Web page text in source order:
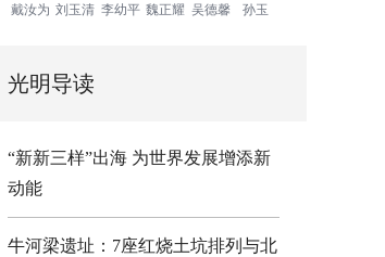
戴汝为 刘玉清 李幼平 魏正耀 吴德馨 孙玉
光明导读
“新新三样”出海 为世界发展增添新
动能
牛河梁遗址：7座红烧土坑排列与北